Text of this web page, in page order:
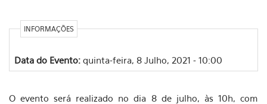
INFORMAÇÕES
Data do Evento: quinta-feira, 8 Julho, 2021 - 10:00
O evento será realizado no dia 8 de julho, às 10h, com